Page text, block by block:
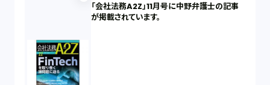
「会社法務A2Z」11月号に中野弁護士の記事
が掲載されています。